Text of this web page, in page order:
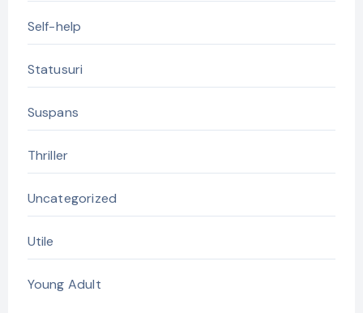
Self-help
Statusuri
Suspans
Thriller
Uncategorized
Utile
Young Adult